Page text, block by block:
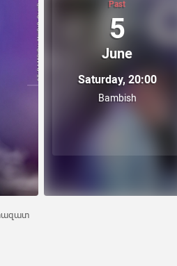
Past
5
June
Saturday, 20:00
Bambish